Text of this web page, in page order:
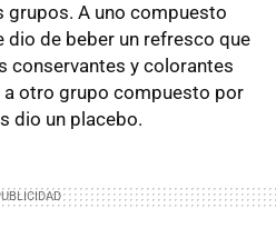
grupos. A uno compuesto
dio de beber un refresco que
conservantes y colorantes
otro grupo compuesto por
dio un placebo.